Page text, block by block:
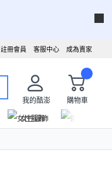
成為賣家
客服中心
註冊會員
我的酷澎
購物車
女性服飾